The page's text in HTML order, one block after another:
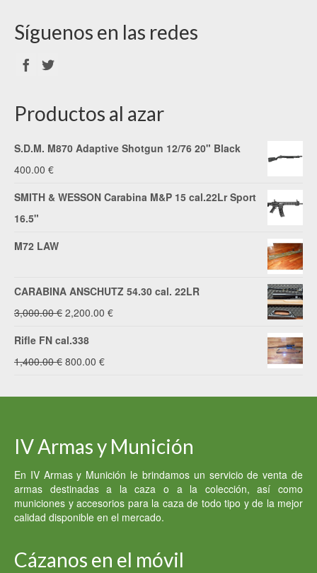
Síguenos en las redes
Productos al azar
S.D.M. M870 Adaptive Shotgun 12/76 20" Black
400.00 €
SMITH & WESSON Carabina M&P 15 cal.22Lr Sport
16.5"
M72 LAW
CARABINA ANSCHUTZ 54.30 cal. 22LR
3,000.00€ El
precio
3,000.00 €.
2,200.00 €El
2,200.00 €.
Rifle FN cal.338
1,400.00€ El
1,400.00 €.
800.00 €El
800.00 €.
IV Armas y Munición
En IV Armas y Munición le brindamos un servicio de venta de
armas destinadas a la caza o a la colección, así como
municiones y accesorios para la caza de todo tipo y de la mejor
calidad disponible en el mercado.
Cázanos en el móvil